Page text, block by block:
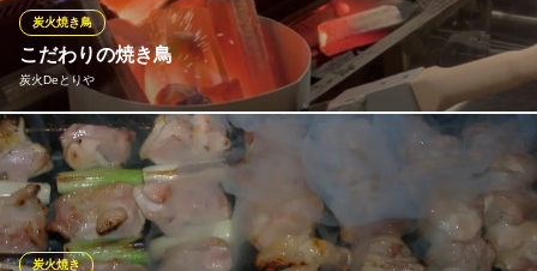
しさをぜひ！
樽屋 大森店
大森×宴会×焼き鳥
ＪＲ京浜東北線大森駅 徒歩2分
東京都大田区大森北1-3-3
こだわりの焼き鳥
炭火Deとりや
炭火焼き鳥
それぞれに合った仕込み、焼き方にこだわった絶品焼き鳥！ いつ
でも新鮮な美味しさです！
炭火Deとりや
串焼きと地酒を味わう店
炭火焼き